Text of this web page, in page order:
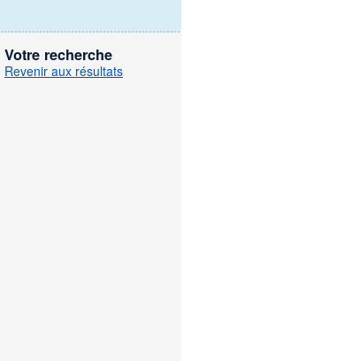
Votre recherche
Revenir aux résultats